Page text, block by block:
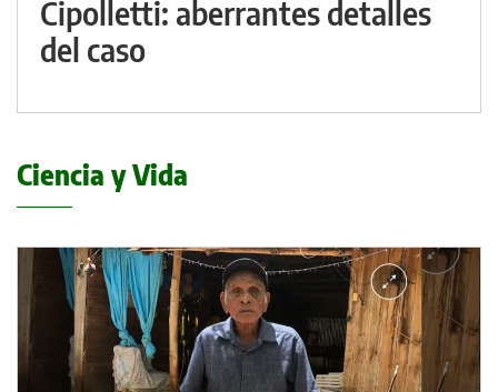
Cipolletti: aberrantes detalles
del caso
Ciencia y Vida